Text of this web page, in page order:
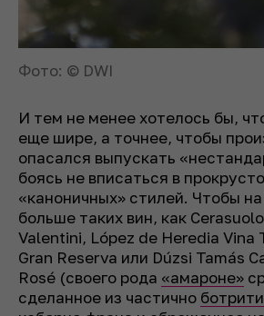
Фото: © DWI
И тем не менее хотелось бы,
еще шире, а точнее, чтобы
опасался выпускать
боясь не вписаться в
«каноничных» стилей. Чтобы
больше таких вин, как
Valentini, López de Heredia Vina
Gran Reserva или Dúzsi Tamás
Rosé (своего рода «амароне»
сделанное из частично